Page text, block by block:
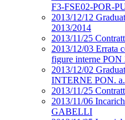
F3-FSE02-POR-
2013/12/12
2013/2014
2013/11/25
2013/12/03 Errata
figure interne PON
2013/12/02
INTERNE PON.
2013/11/25
2013/11/06
GABELLI